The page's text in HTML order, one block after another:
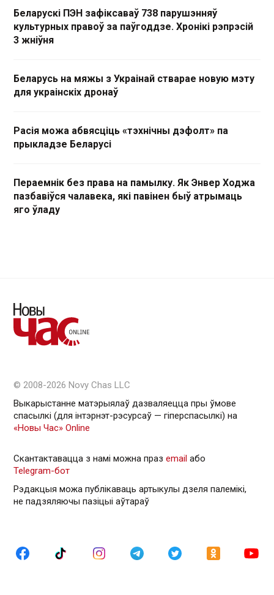
Беларускі ПЭН зафіксаваў 738 парушэнняў
культурных правоў за паўгоддзе. Хронікі рэпрэсій
3 жніўня
Беларусь на мяжы з Украінай стварае новую мэту
для украінскіх дронаў
Расія можа абвясціць «тэхнічны дэфолт» па
прыкладзе Беларусі
Пераемнік без права на памылку. Як Энвер Ходжа
пазбавіўся чалавека, які павінен быў атрымаць
яго ўладу
© 2008-2026 Novy Chas LLC
Выкарыстанне матэрыялаў дазваляецца пры ўмове
спасылкі (для інтэрнэт-рэсурсаў — гiперспасылкi) на
«Новы Час» Online
Скантактавацца з намі можна праз email або
Telegram-бот
Рэдакцыя можа публікаваць артыкулы дзеля палемікі,
не падзяляючы пазіцыі аўтараў